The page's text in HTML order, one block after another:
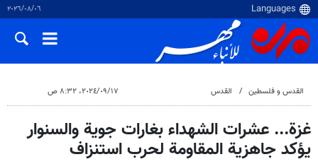
٠٦‏/٠٨‏/٢٠٢٦
القدس و فلسطین القدس ١٧‏/٠٩‏/٢٠٢٤، ٨:٣٢ ص
غزة... عشرات الشهداء بغارات جوية والسنوار
يؤكد جاهزية المقاومة لحرب استنزاف